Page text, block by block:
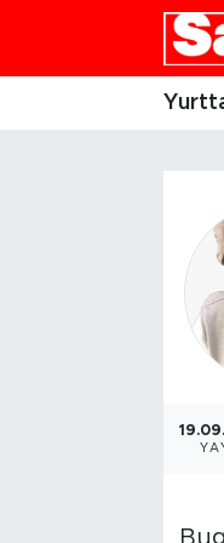
Eskişehirspor
Kültür Sanat
Eskişehir
Eskişehir
Eskişehir
Süper Lig
Haber Arşivi